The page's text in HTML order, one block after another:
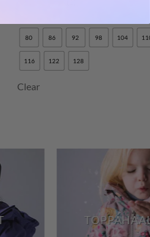
tuotteesta:5
/ 5
80 86 92 98 104
116 122 128
Clear